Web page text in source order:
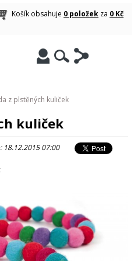
Košík obsahuje 0 položek za 0 Kč
z plstěných kuliček
kuliček
18.12.2015 07:00